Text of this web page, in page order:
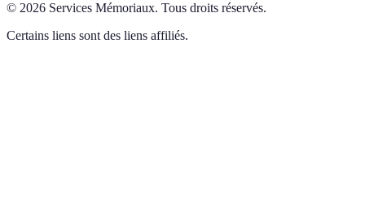
© 2026 Services Mémoriaux. Tous droits réservés.
Certains liens sont des liens affiliés.